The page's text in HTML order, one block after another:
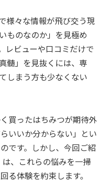
様々な情報が飛び交う現
ものなのか」を見極め
レビューや口コミだけで
髄」を見抜くには、専
しまう方も少なくない
買ったはちみつが期待外
いいか分からない」とい
です。しかし、今回ご紹
は、これらの悩みを一掃
る体験を約束します。